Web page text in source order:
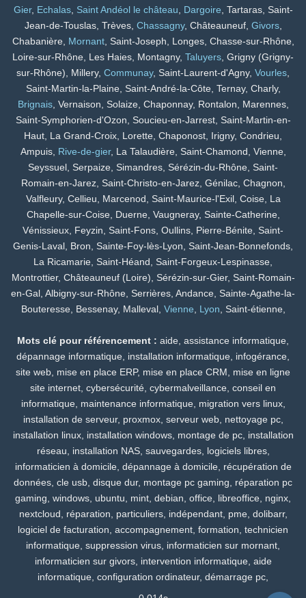
Gier, Echalas, Saint Andéol le château Dargoire , Tartaras, Saint-
Jean-de-Touslas, Trèves, Chassagny, Châteauneuf, Givors,
Chabanière, Mornant, Saint-Joseph, Longes, Chasse-sur-Rhône,
Loire-sur-Rhône, Les Haies, Montagny, Taluyers , Grigny (Grigny-
sur-Rhône), Millery, Communay, Saint-Laurent-d'Agny, Vourles
Saint-Martin-la-Plaine, Saint-André-la-Côte, Ternay, Charly,
Brignais, Vernaison, Solaize, Chaponnay, Rontalon, Marennes,
Saint-Symphorien-d'Ozon, Soucieu-en-Jarrest, Saint-Martin-en-
Haut, La Grand-Croix, Lorette, Chaponost, Irigny, Condrieu,
Ampuis, Rive-de-gier, La Talaudière, Saint-Chamond, Vienne,
Seyssuel, Serpaize, Simandres, Sérézin-du-Rhône, Saint-
Romain-en-Jarez, Saint-Christo-en-Jarez, Génilac, Chagnon,
Valfleury, Cellieu, Marcenod, Saint-Maurice-l'Exil, Coise, La
Chapelle-sur-Coise, Duerne, Vaugneray, Sainte-Catherine,
Vénissieux, Feyzin, Saint-Fons, Oullins, Pierre-Bénite, Saint-
Genis-Laval, Bron, Sainte-Foy-lès-Lyon, Saint-Jean-Bonnefonds,
La Ricamarie, Saint-Héand, Saint-Forgeux-Lespinasse,
Montrottier, Châteauneuf (Loire), Sérézin-sur-Gier, Saint-Romain-
en-Gal, Albigny-sur-Rhône, Serrières, Andance, Sainte-Agathe-la-
Bouteresse, Bessenay, Malleval, Vienne Lyon , Saint-étienne,
Mots clé pour référencement : aide, assistance informatique,
dépannage informatique, installation informatique, infogérance,
site web, mise en place ERP, mise en place CRM, mise en ligne
site internet, cybersécurité, cybermalveillance, conseil en
informatique, maintenance informatique, migration vers linux,
installation de serveur, proxmox, serveur web, nettoyage pc,
installation linux, installation windows, montage de pc, installation
réseau, installation NAS, sauvegardes, logiciels libres,
informaticien à domicile, dépannage à domicile, récupération de
données, cle usb, disque dur, montage pc gaming, réparation pc
gaming, windows, ubuntu, mint, debian, office, libreoffice, nginx,
nextcloud, réparation, particuliers, indépendant, pme, dolibarr,
logiciel de facturation, accompagnement, formation, technicien
informatique, suppression virus, informaticien sur mornant,
informaticien sur givors, intervention informatique, aide
informatique, configuration ordinateur, démarrage pc,